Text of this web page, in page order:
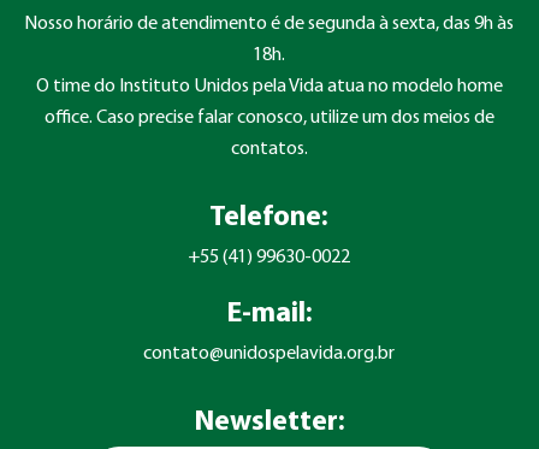
Nosso horário de atendimento é de segunda à sexta, das 9h às
18h.
O time do Instituto Unidos pela Vida atua no modelo home
office. Caso precise falar conosco, utilize um dos meios de
contatos.
Telefone:
+55 (41) 99630-0022
E-mail:
contato@unidospelavida.org.br
Newsletter: